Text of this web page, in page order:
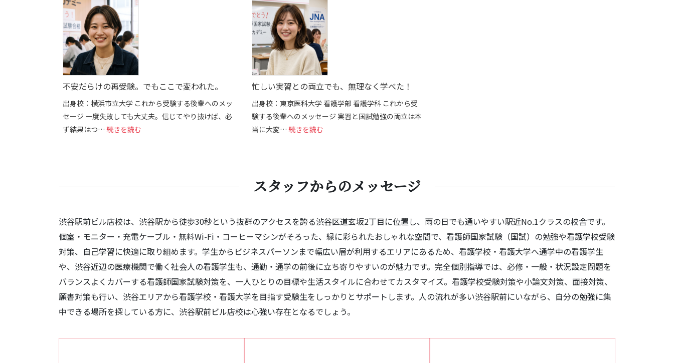
不安だらけの再受験。でもここで変われた。
出身校：横浜市立大学 これから受験する後輩へのメッ
セージ 一度失敗しても大丈夫。信じてやり抜けば、必
ず結果はつ… 続きを読む : 不安だらけの再受験。でもここで変われた。
忙しい実習との両立でも、無理なく学べた！
出身校：東京医科大学 看護学部 看護学科 これから受
験する後輩へのメッセージ 実習と国試勉強の両立は本
当に大変… 続きを読む: 忙しい実習との両立でも、無理なく学べた！
スタッフからのメッセージ
渋谷駅前ビル店校は、渋谷駅から徒歩30秒という抜群のアクセスを誇る渋谷区道玄坂2丁目に位置し、雨の日でも通いやすい駅近No.1クラスの校舎です。
個室・モニター・充電ケーブル・無料Wi-Fi・コーヒーマシンがそろった、緑に彩られたおしゃれな空間で、看護師国家試験（国試）の勉強や看護学校受験
対策、自己学習に快適に取り組めます。学生からビジネスパーソンまで幅広い層が利用するエリアにあるため、看護学校・看護大学へ通学中の看護学生
や、渋谷近辺の医療機関で働く社会人の看護学生も、通勤・通学の前後に立ち寄りやすいのが魅力です。完全個別指導では、必修・一般・状況設定問題を
バランスよくカバーする看護師国家試験対策を、一人ひとりの目標や生活スタイルに合わせてカスタマイズ。看護学校受験対策や小論文対策、面接対策、
願書対策も行い、渋谷エリアから看護学校・看護大学を目指す受験生をしっかりとサポートします。人の流れが多い渋谷駅前にいながら、自分の勉強に集
中できる場所を探している方に、渋谷駅前ビル店校は心強い存在となるでしょう。